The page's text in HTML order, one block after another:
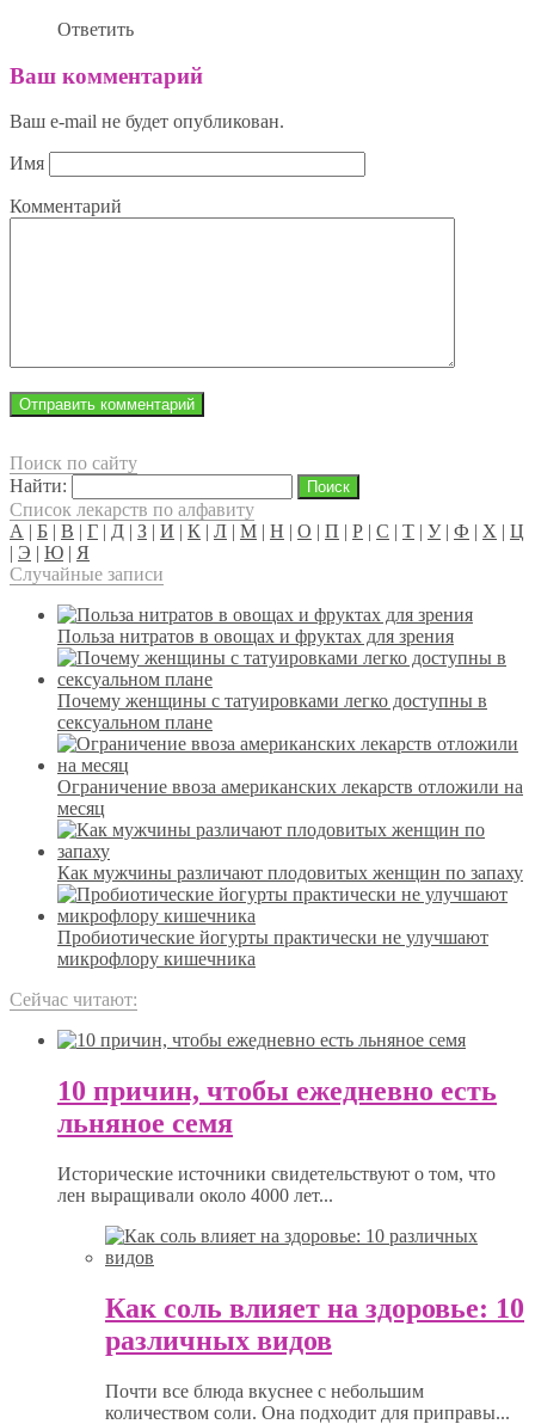
Ответить
Ваш комментарий
Ваш e-mail не будет опубликован.
Имя
Комментарий
Поиск по сайту
Найти:
Список лекарств по алфавиту
А | Б | В | Г | Д | З | И | К | Л | М | Н | О | П | Р | С | Т | У| Ф | Х | Ц
| Э | Ю | Я
Случайные записи
Польза нитратов в овощах и фруктах для зрения
Почему женщины с татуировками легко доступны в
сексуальном плане
Ограничение ввоза американских лекарств отложили на
месяц
Как мужчины различают плодовитых женщин по запаху
Пробиотические йогурты практически не улучшают
микрофлору кишечника
Сейчас читают:
10 причин, чтобы ежедневно есть
льняное семя
Исторические источники свидетельствуют о том, что
лен выращивали около 4000 лет...
Как соль влияет на здоровье: 10
различных видов
Почти все блюда вкуснее с небольшим
количеством соли. Она подходит для приправы...